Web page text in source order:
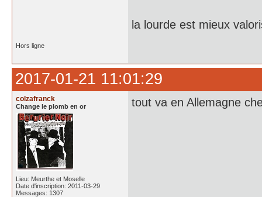
la lourde est mieux
Hors ligne
2017-01-21 11:01:29
colzafranck
Change le plomb en or
Lieu: Meurthe et Moselle
Date d'inscription: 2011-03-29
Messages: 1307
tout va en Allemagne